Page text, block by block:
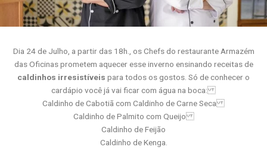
Dia 24 de Julho, a partir das 18h., os Chefs do restaurante Armazém
das Oficinas prometem aquecer esse inverno ensinando receitas de
caldinhos irresistíveis para todos os gostos. Só de conhecer o
cardápio você já vai ficar com água na boca:
Caldinho de Cabotiã com Caldinho de Carne Seca
Caldinho de Palmito com Queijo
Caldinho de Feijão
Caldinho de Kenga.